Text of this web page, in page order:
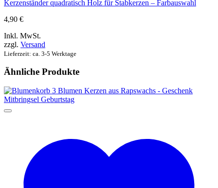
Kerzenständer quadratisch Holz für Stabkerzen – Farbauswahl
4,90 €
Inkl. MwSt.
zzgl. Versand
Lieferzeit: ca. 3-5 Werktage
Ähnliche Produkte